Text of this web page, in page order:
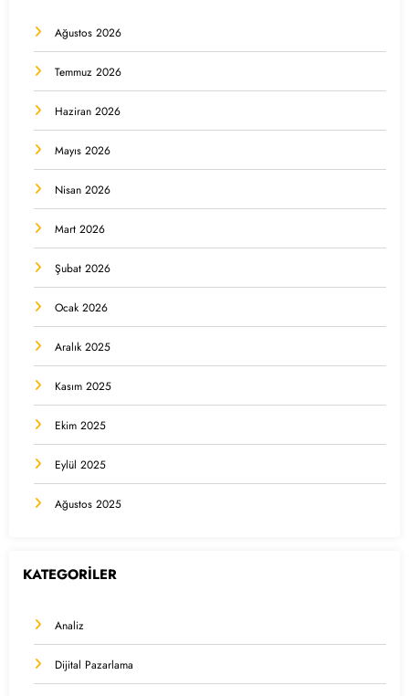
Ağustos 2026
Temmuz 2026
Haziran 2026
Mayıs 2026
Nisan 2026
Mart 2026
Şubat 2026
Ocak 2026
Aralık 2025
Kasım 2025
Ekim 2025
Eylül 2025
Ağustos 2025
KATEGORİLER
Analiz
Dijital Pazarlama